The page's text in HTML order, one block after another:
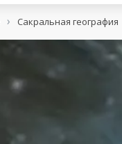
› Сакральная география